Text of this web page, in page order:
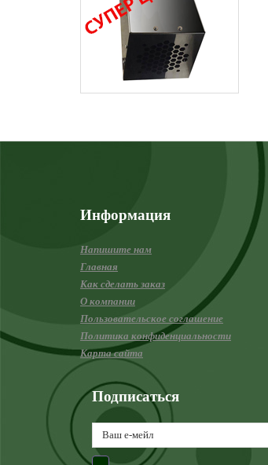
Информация
Напишите нам
Главная
Как сделать заказ
О компании
Пользовательское соглашение
Политика конфиденциальности
Карта сайта
Подписаться